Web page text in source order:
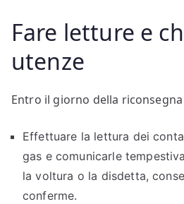
Fare letture e
utenze
Entro il giorno della
Effettuare la lettura dei
gas e comunicarle
la voltura o la disdetta,
conferme.